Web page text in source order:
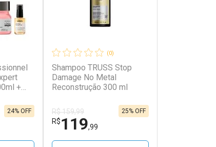
+
24% OFF
(0)
Shampoo TRUSS Stop
Damage No Metal
Reconstrução 300 ml
R$ 159,99
R$119,99
25% OFF